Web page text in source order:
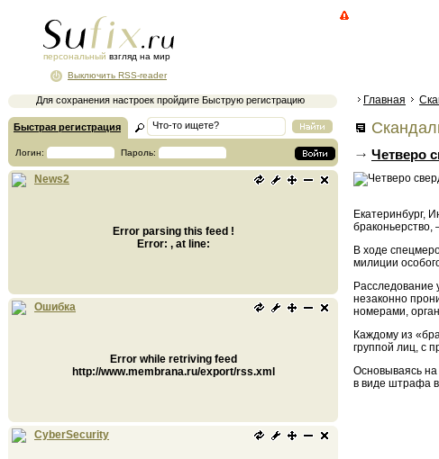
персональный взгляд на мир
Для сохранения настроек пройдите Быструю регистрацию
Выключить RSS-reader
Быстрая регистрация
Логин: Пароль:
News2
Error parsing this feed !
Error: , at line:
Ошибка
Error while retriving feed
http://www.membrana.ru/export/rss.xml
CyberSecurity
Главная
Четверо
Екатеринбург,
В ходе
милиции
Расследование
незаконно
номерами,
Каждому из
группой лиц, с
Основываясь
в виде штрафа